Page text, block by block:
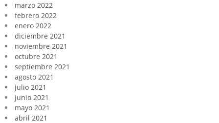
marzo 2022
febrero 2022
enero 2022
diciembre 2021
noviembre 2021
octubre 2021
septiembre 2021
agosto 2021
julio 2021
junio 2021
mayo 2021
abril 2021